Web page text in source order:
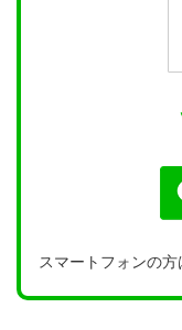
スマートフォンの方